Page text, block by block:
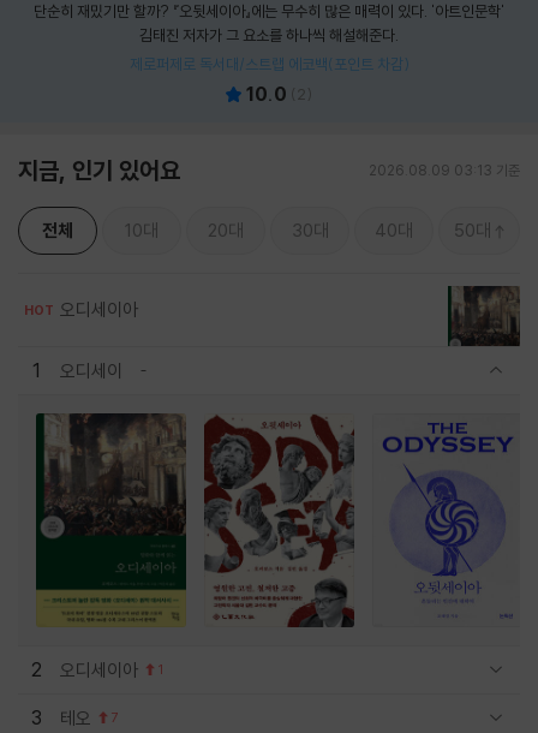
단순히 재밌기만 할까? 『오뒷세이아』에는 무수히 많은 매력이 있다. '아트인문학'
김태진 저자가 그 요소를 하나씩 해설해준다.
제로퍼제로 독서대/스트랩 에코백(포인트 차감)
10.0 ( 2)
지금, 인기 있어요 2026.08.09 03:13 기준
전체 10대 20대 30대 40대 50대
HOT 오디세이아
1 오디세이
2 오디세이아 1
3 테오 7